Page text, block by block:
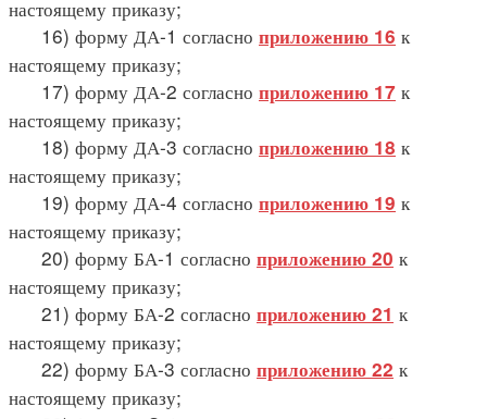
настоящему приказу;
16) форму ДА-1 согласно приложению 16 к
настоящему приказу;
17) форму ДА-2 согласно приложению 17 к
настоящему приказу;
18) форму ДА-3 согласно приложению 18 к
настоящему приказу;
19) форму ДА-4 согласно приложению 19 к
настоящему приказу;
20) форму БА-1 согласно приложению 20 к
настоящему приказу;
21) форму БА-2 согласно приложению 21 к
настоящему приказу;
22) форму БА-3 согласно приложению 22 к
настоящему приказу;